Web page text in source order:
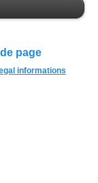
page
informations